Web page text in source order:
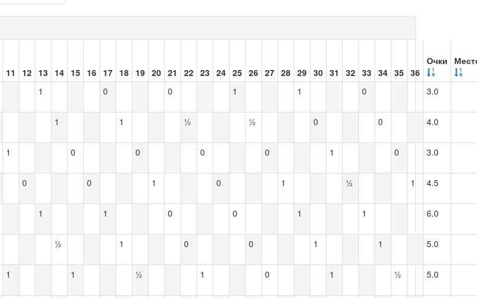
11 12 13 14 15 16 17 18 19 20 21 22 23 24 25 26 27 28 29 30 31 32 33 34 35 36
Очки
1 0 0 1 1 0 3.0
1 1 ½ ½ 0 0 4.0
1 0 0 0 0 1 0 3.0
0 0 1 0 1 ½ 1 4.5
1 1 0 0 1 1 6.0
½ 1 0 0 1 1 5.0
1 1 ½ 1 0 1 ½ 5.0